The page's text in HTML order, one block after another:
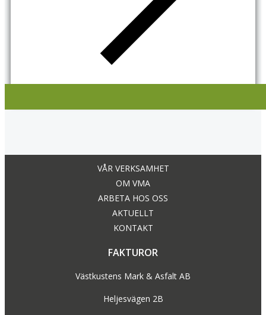
VÅR VERKSAMHET
OM VMA
ARBETA HOS OSS
AKTUELLT
KONTAKT
FAKTUROR
Västkustens Mark & Asfalt AB
Heljesvägen 2B